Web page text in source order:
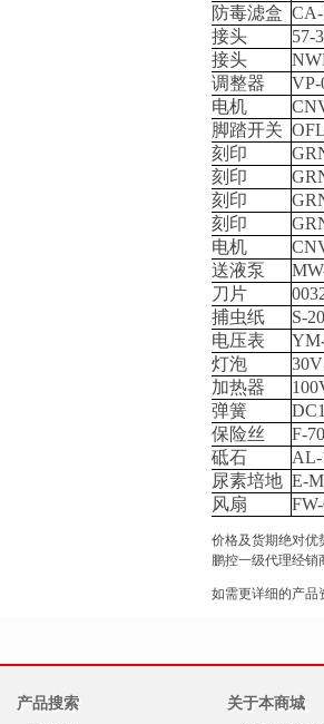
防毒滤盒 CA-
接头
57-
接头
调整器
VP-
电机
脚踏开关
刻印
刻印
刻印
刻印
电机
送液泵
刀片
捕虫纸
S-
电压表
灯泡
加热器
弹簧
保险丝
F-
砥石
AL-
尿素培地 E-
风扇
价格及货期绝对优
鹏控一级代理经
如需更详细的产品
产品搜索 关于本商城